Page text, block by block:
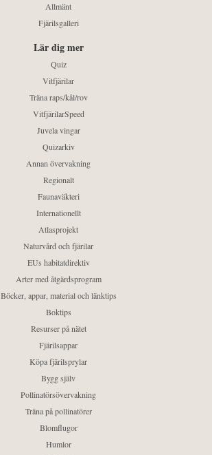
Allmänt
Fjärilsgalleri
Lär dig mer
Quiz
Vitfjärilar
Träna raps/kål/rov
VitfjärilarSpeed
Juvela vingar
Quizarkiv
Annan övervakning
Regionalt
Faunaväkteri
Internationellt
Atlasprojekt
Naturvård och fjärilar
EUs habitatdirektiv
Arter med åtgärdsprogram
Böcker, appar, material och länktips
Boktips
Resurser på nätet
Fjärilsappar
Köpa fjärilsprylar
Bygg själv
Pollinatörsövervakning
Träna på pollinatörer
Blomflugor
Humlor